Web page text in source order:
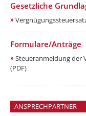
Gesetzliche
Formulare/Anträge
Steueranmeldung der
(PDF)
ANSPRECHPARTNER